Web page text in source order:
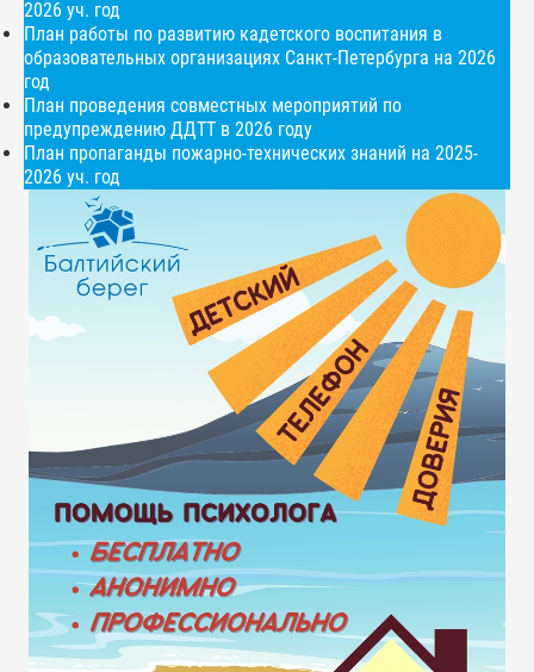
2026 уч. год
План работы по развитию кадетского воспитания в
образовательных организациях Санкт-Петербурга на 2026
год
План проведения совместных мероприятий по
предупреждению ДДТТ в 2026 году
План пропаганды пожарно-технических знаний на 2025-
2026 уч. год